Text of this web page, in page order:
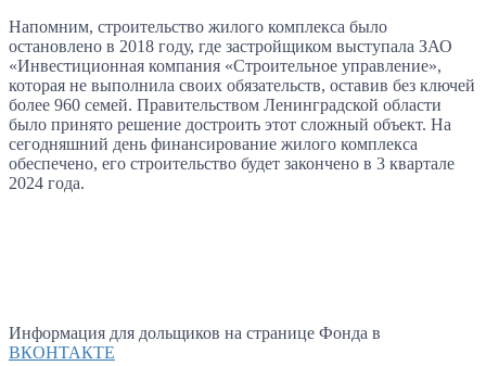
Напомним, строительство жилого комплекса было
остановлено в 2018 году, где застройщиком выступала ЗАО
«Инвестиционная компания «Строительное управление»,
которая не выполнила своих обязательств, оставив без ключей
более 960 семей. Правительством Ленинградской области
было принято решение достроить этот сложный объект. На
сегодняшний день финансирование жилого комплекса
обеспечено, его строительство будет закончено в 3 квартале
2024 года.
Информация для дольщиков на странице Фонда в
ВКОНТАКТЕ